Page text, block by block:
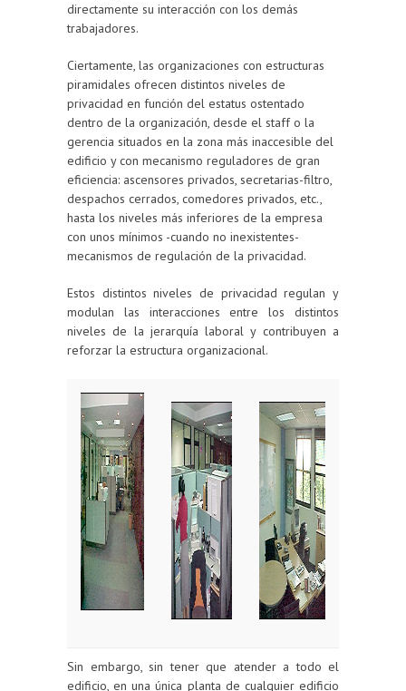
directamente su interacción con los demás
trabajadores.
Ciertamente, las organizaciones con estructuras
piramidales ofrecen distintos niveles de
privacidad en función del estatus ostentado
dentro de la organización, desde el staff o la
gerencia situados en la zona más inaccesible del
edificio y con mecanismo reguladores de gran
eficiencia: ascensores privados, secretarias-filtro,
despachos cerrados, comedores privados, etc.,
hasta los niveles más inferiores de la empresa
con unos mínimos -cuando no inexistentes-
mecanismos de regulación de la privacidad.
Estos distintos niveles de privacidad regulan y
modulan las interacciones entre los distintos
niveles de la jerarquía laboral y contribuyen a
reforzar la estructura organizacional.
Sin embargo, sin tener que atender a todo el
edificio, en una única planta de cualquier edificio